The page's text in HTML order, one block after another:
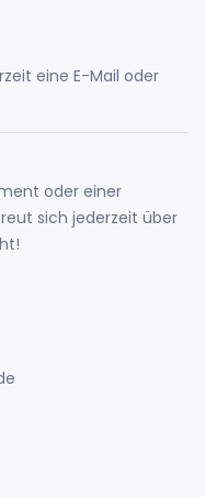
eine E-Mail oder
oder einer
sich jederzeit über